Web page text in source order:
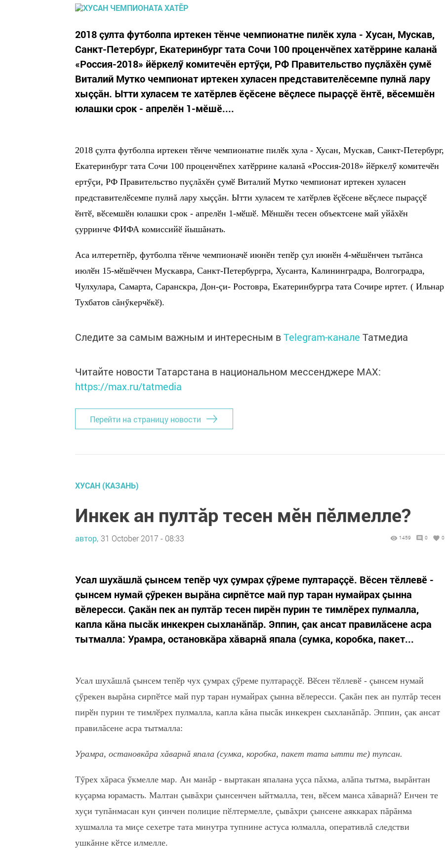
2018 çулта футболпа иртекен тӗнче чемпионатне пилӗк хула - Хусан, Мускав,
Санкт-Петербург, Екатеринбург тата Сочи 100 проценчӗпех хатӗррине каланă
«Россия-2018» йӗркелӳ комитечӗн ертӳçи, РФ Правительство пуçлăхӗн çумӗ
Виталий Мутко чемпионат иртекен хуласен представителӗсемпе пулнă лару
хыççăн. Ытти хуласем те хатӗрлев ӗçӗсене вӗçлесе пыраççӗ ӗнтӗ, вӗсемшӗн
юлашки срок - апрелӗн 1-мӗшӗ....
2018 çулта футболпа иртекен тӗнче чемпионатне пилӗк хула - Хусан, Мускав, Санкт-Петербург,
Екатеринбург тата Сочи 100 проценчӗпех хатӗррине каланă «Россия-2018» йӗркелӳ комитечӗн
ертӳçи, РФ Правительство пуçлăхӗн çумӗ Виталий Мутко чемпионат иртекен хуласен
представителӗсемпе пулнă лару хыççăн. Ытти хуласем те хатӗрлев ӗçӗсене вӗçлесе пыраççӗ
ӗнтӗ, вӗсемшӗн юлашки срок - апрелӗн 1-мӗшӗ. Мӗншӗн тесен объектсене май уйăхӗн
çурринче ФИФА комиссийӗ йышăнать.
Аса илтеретпӗр, футболпа тӗнче чемпионачӗ июнӗн тепӗр çул июнӗн 4-мӗшӗнчен тытăнса
июлӗн 15-мӗшӗччен Мускавра, Санкт-Петербургра, Хусанта, Калининградра, Волгоградра,
Чулхулара, Самарта, Саранскра, Дон-çи- Ростовра, Екатеринбургра тата Сочире иртет. ( Ильнар
Тухбатов сăнӳкерчӗкӗ).
Следите за самым важным и интересным вTelegram-канале Татмедиа
Читайте новости Татарстана в национальном мессенджере MАХ:
https://max.ru/tatmedia
Перейти на страницу новости
ХУСАН (КАЗАНЬ)
Инкек ан пултăр тесен мӗн пӗлмелле?
автор, 31 October 2017 - 08:33 1459 0 0
Усал шухăшлă çынсем тепӗр чух çумрах çӳреме пултараççӗ. Вӗсен тӗллевӗ -
çынсем нумай çӳрекен вырăна сирпӗтсе май пур таран нумайрах çынна
вӗлересси. Çакăн пек ан пултăр тесен пирӗн пурин те тимлӗрех пулмалла,
капла кăна пысăк инкекрен сыхланăпăр. Эппин, çак ансат правилăсене асра
тытмалла: Урамра, остановкăра хăварнă япала (сумка, коробка, пакет...
Усал шухăшлă çынсем тепӗр чух çумрах çӳреме пултараççӗ. Вӗсен тӗллевӗ - çынсем нумай
çӳрекен вырăна сирпӗтсе май пур таран нумайрах çынна вӗлересси. Çакăн пек ан пултăр тесен
пирӗн пурин те тимлӗрех пулмалла, капла кăна пысăк инкекрен сыхланăпăр. Эппин, çак ансат
правилăсене асра тытмалла:
Урамра, остановкăра хăварнă япала (сумка, коробка, пакет тата ытти те) тупсан.
Тӳрех хăраса ӳкмелле мар. Ан манăр - выртакан япалана уçса пăхма, алăпа тытма, вырăнтан
куçарма юрамасть. Малтан çывăхри çынсенчен ыйтмалла, тен, вӗсем манса хăварнă? Енчен те
хуçи тупăнмасан кун çинчен полицие пӗлтермелле, çывăхри çынсене аяккарах пăрăнма
хушмалла та миçе сехетре тата минутра тупнине астуса юлмалла, оперативлă следстви
ушкăнне кӗтсе илмелле.